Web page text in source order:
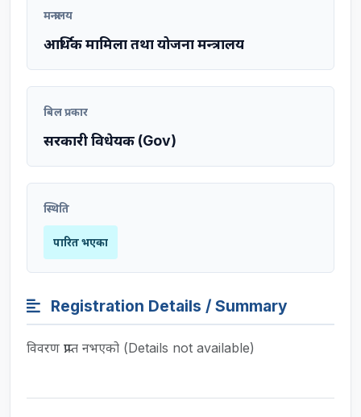
मन्त्रालय
आर्थिक मामिला तथा योजना मन्त्रालय
बिल प्रकार
सरकारी विधेयक (Gov)
स्थिति
पारित भएका
Registration Details / Summary
विवरण प्राप्त नभएको (Details not available)